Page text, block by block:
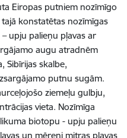
Eiropas putniem nozīmīgo
konstatētas nozīmīgas
upju palieņu pļavas ar
augu atradnēm
Sibīrijas skalbe,
putnu sugām.
ziemeļu gulbju,
vieta. Nozīmīga
biotopu - upju palieņu
un mēreni mitras pļavas